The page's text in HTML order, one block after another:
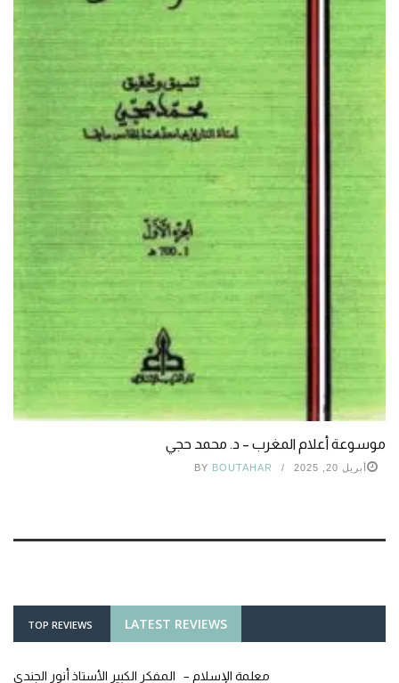
موسوعة أعلام المغرب – د. محمد حجي
أبريل 20, 2025 BY BOUTAHAR
LATEST REVIEWS
TOP REVIEWS
معلمة الإسلام – المفكر الكبير الأستاذ أنور الجندي